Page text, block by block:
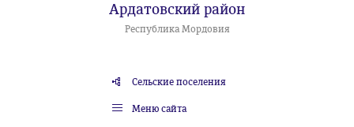
Ардатовский район
Республика Мордовия
Сельские поселения
Меню сайта